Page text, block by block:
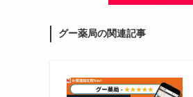
グー薬局の関連記事